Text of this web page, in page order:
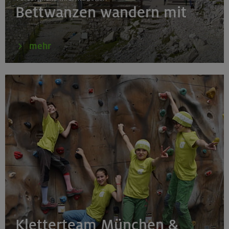
18.08.26
Klettertreff Kids in den Sommerferien für 8-12 Jährige
18.08.26
Klettertreff Kids in den Sommerferien für 8-12 Jährige
München
18.08.26
Fahrtechnik II - Advanced - Kompakt
Bettwanzen wandern mit
mehr
Kletterteam München &